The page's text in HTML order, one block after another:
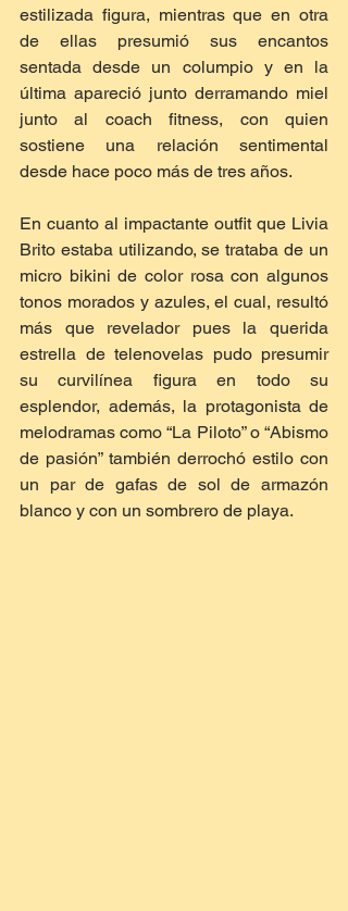
estilizada figura, mientras que en otra
de ellas presumió sus encantos
sentada desde un columpio y en la
última apareció junto derramando miel
junto al coach fitness, con quien
sostiene una relación sentimental
desde hace poco más de tres años.
En cuanto al impactante outfit que Livia
Brito estaba utilizando, se trataba de un
micro bikini de color rosa con algunos
tonos morados y azules, el cual, resultó
más que revelador pues la querida
estrella de telenovelas pudo presumir
su curvilínea figura en todo su
esplendor, además, la protagonista de
melodramas como “La Piloto” o “Abismo
de pasión” también derrochó estilo con
un par de gafas de sol de armazón
blanco y con un sombrero de playa.